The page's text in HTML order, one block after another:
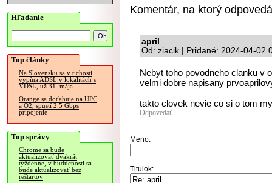
Hľadanie
Top články
Na Slovensku sa v tichosti
vypína ADSL v lokalitách s
VDSL, už 31. mája
Orange sa doťahuje na UPC
a O2, spustí 2.5 Gbps
pripojenie
Top správy
Chrome sa bude
aktualizovať dvakrát
týždenne, v budúcnosti sa
bude aktualizovať bez
reštartov
Komentár, na ktorý
april
Od: ziacik | Pridané: 2024-04-02
Nebyt toho povodneho clanku v
velmi dobre napisany
takto clovek nevie co si o tom
Odpovedať
Meno:
Titulok: